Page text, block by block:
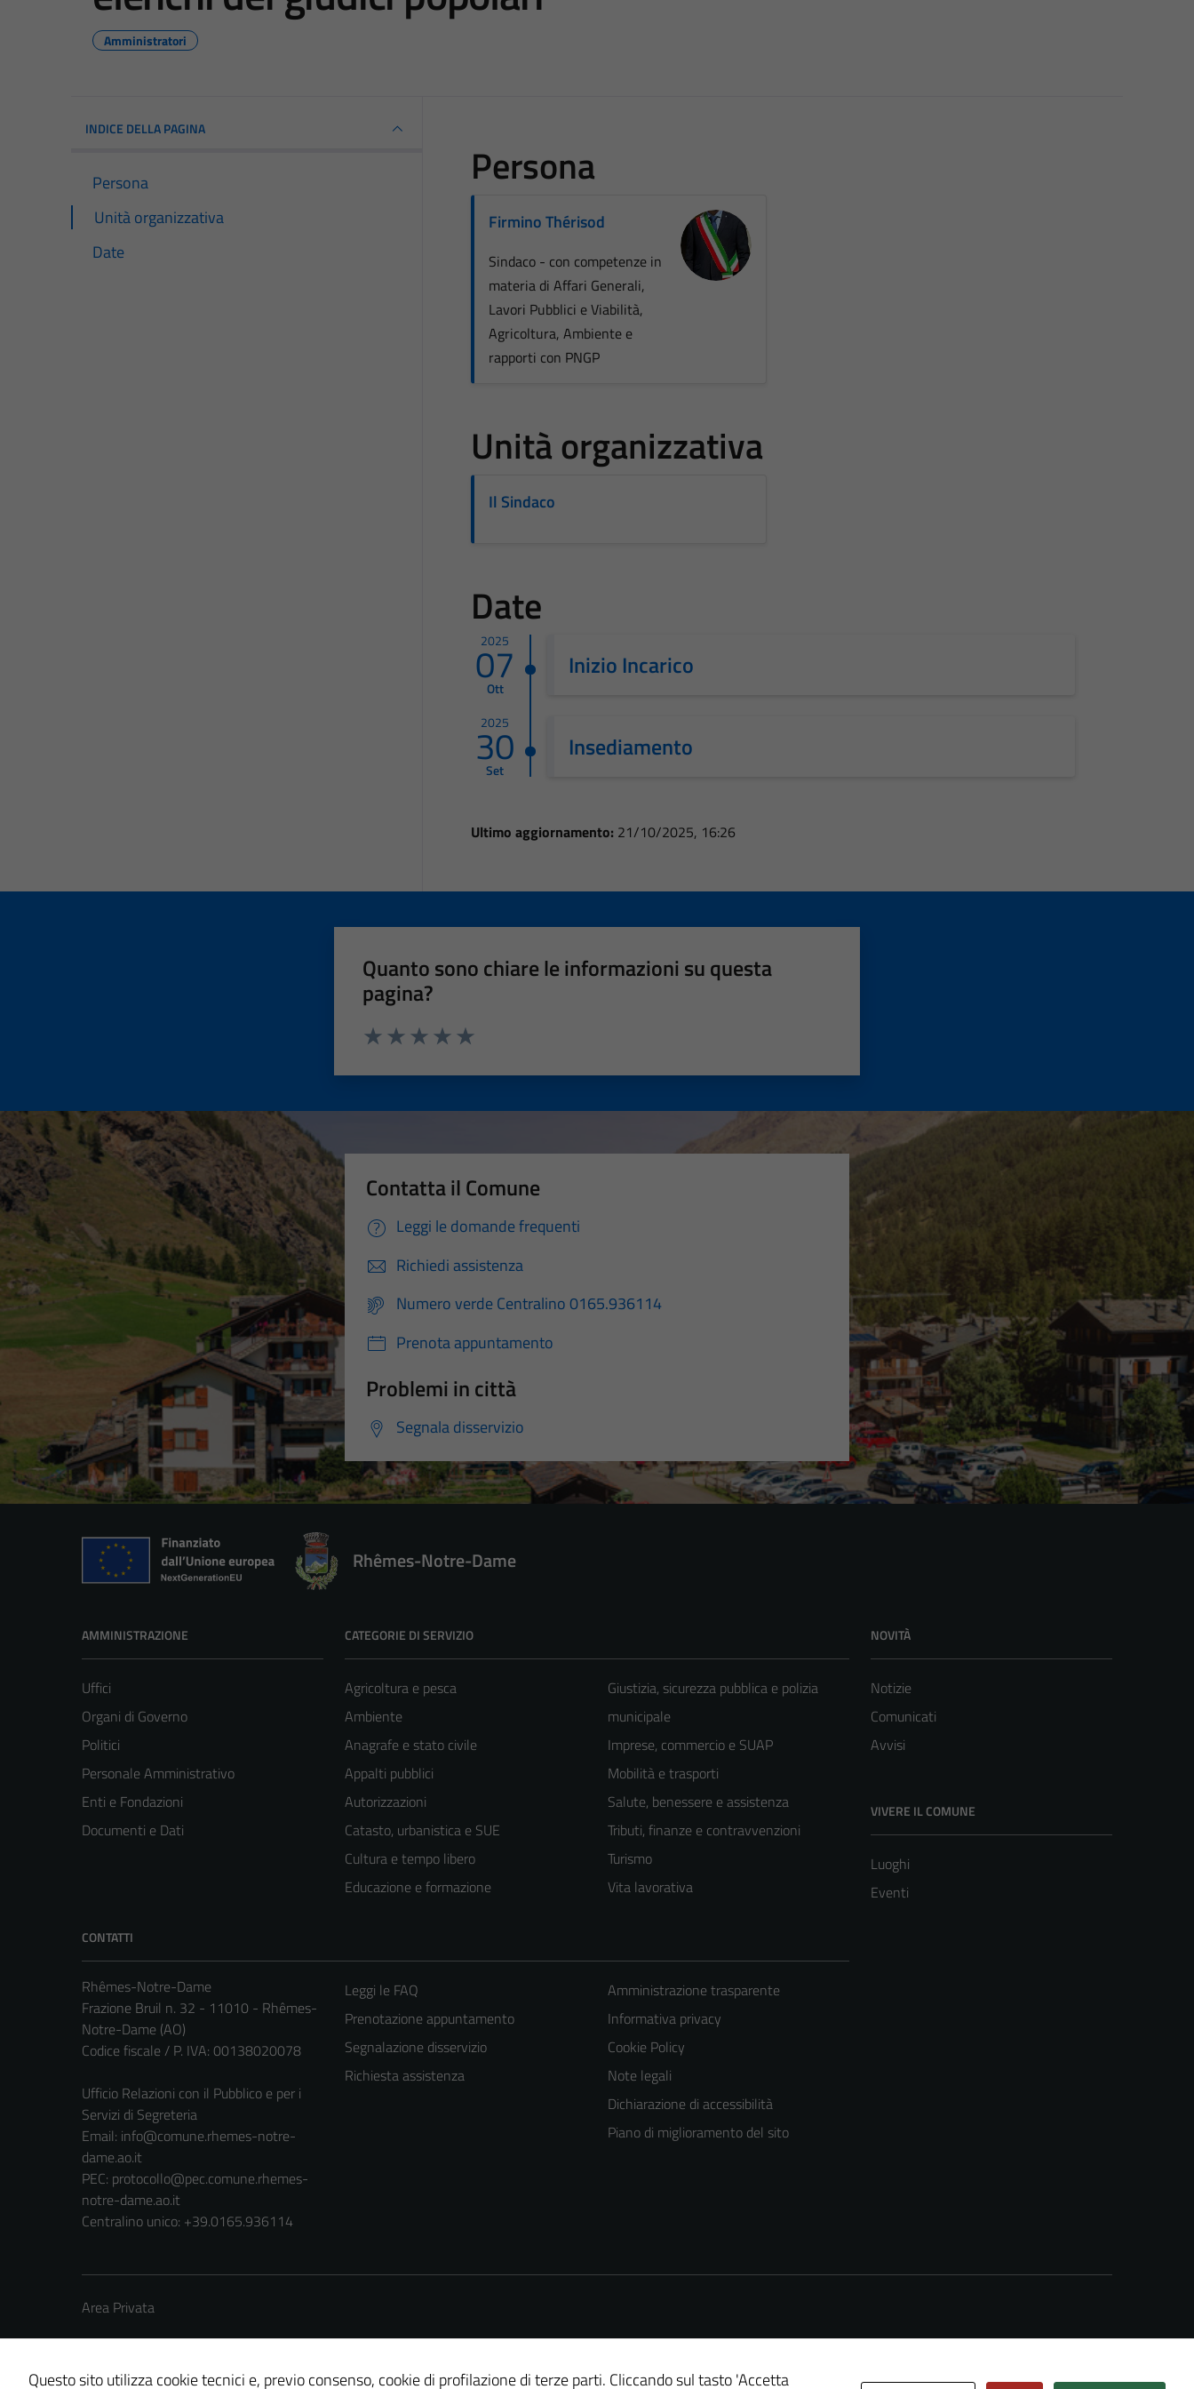
Amministratori
INDICE DELLA PAGINA
Persona
Unità organizzativa
Date
Persona
Firmino Thérisod
Sindaco - con competenze in
materia di Affari Generali,
Lavori Pubblici e Viabilità,
Agricoltura, Ambiente e
rapporti con PNGP
Unità organizzativa
Il Sindaco
Date
2025
07
Ott
Inizio Incarico
2025
30
Set
Insediamento
Ultimo aggiornamento: 21/10/2025, 16:26
Quanto sono chiare le informazioni su questa
pagina?
Contatta il Comune
Leggi le domande frequenti
Richiedi assistenza
Numero verde Centralino 0165.936114
Prenota appuntamento
Problemi in città
Segnala disservizio
Rhêmes-Notre-Dame
AMMINISTRAZIONE
Uffici
Organi di Governo
Politici
Personale Amministrativo
Enti e Fondazioni
Documenti e Dati
CATEGORIE DI SERVIZIO
Agricoltura e pesca
Ambiente
Anagrafe e stato civile
Appalti pubblici
Autorizzazioni
Catasto, urbanistica e SUE
Cultura e tempo libero
Educazione e formazione
Giustizia, sicurezza pubblica e polizia
municipale
Imprese, commercio e SUAP
Mobilità e trasporti
Salute, benessere e assistenza
Tributi, finanze e contravvenzioni
Turismo
Vita lavorativa
NOVITÀ
Notizie
Comunicati
Avvisi
VIVERE IL COMUNE
Luoghi
Eventi
CONTATTI
Rhêmes-Notre-Dame
Frazione Bruil n. 32 - 11010 - Rhêmes-
Notre-Dame (AO)
Codice fiscale / P. IVA: 00138020078
Ufficio Relazioni con il Pubblico e per i
Servizi di Segreteria
Email: info@comune.rhemes-notre-
dame.ao.it
PEC: protocollo@pec.comune.rhemes-
notre-dame.ao.it
Centralino unico: +39.0165.936114
Leggi le FAQ
Prenotazione appuntamento
Segnalazione disservizio
Richiesta assistenza
Amministrazione trasparente
Informativa privacy
Cookie Policy
Note legali
Dichiarazione di accessibilità
Piano di miglioramento del sito
Area Privata
Questo sito utilizza cookie tecnici e, previo consenso, cookie di profilazione di terze parti. Cliccando sul tasto 'Accetta
Tecnici